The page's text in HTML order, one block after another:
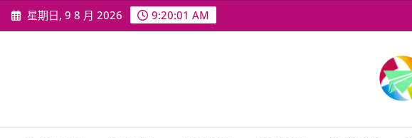
Skip
to
星期日, 9 8 月 2026 9:20:03 AM